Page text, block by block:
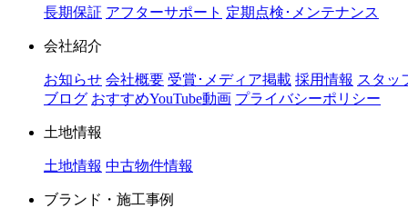
長期保証 アフターサポート 定期点検･メンテナンス
会社紹介
お知らせ 会社概要 受賞･メディア掲載 採用情報 スタッ
ブログ おすすめYouTube動画 プライバシーポリシー
土地情報
土地情報 中古物件情報
ブランド・施工事例